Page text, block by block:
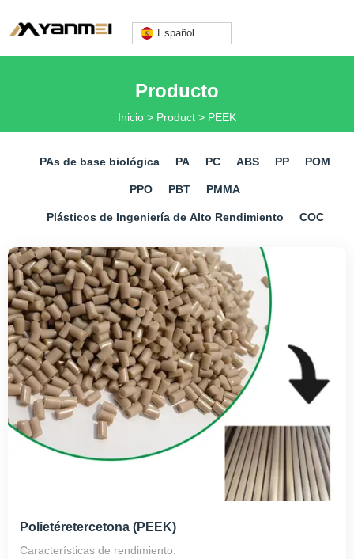
Español
Producto
Inicio > Product > PEEK
PAs de base biológica PA PC ABS PP POM
PPO PBT PMMA
Plásticos de Ingeniería de Alto Rendimiento COC
Polietéretercetona (PEEK)
Características de rendimiento: